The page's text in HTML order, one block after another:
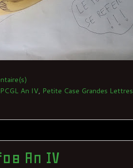
PCGL An IV, Petite Case Grandes Lettres
An IV